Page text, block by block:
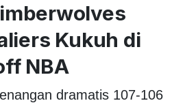
Kukuh di
NBA
dramatis 107-106